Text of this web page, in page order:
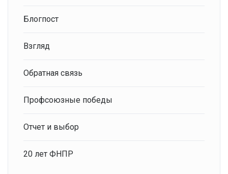
Блогпост
Взгляд
Обратная связь
Профсоюзные победы
Отчет и выбор
20 лет ФНПР